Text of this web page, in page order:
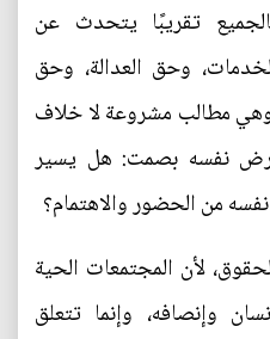
تقريبًا يتحدث عن
وحق العدالة، وحق
وهي مطالب مشروعة لا خلاف
نفسه بصمت: هل يسير
من الحضور والاهتمام؟
لأن المجتمعات الحية
وإنصافه، وإنما تتعلق